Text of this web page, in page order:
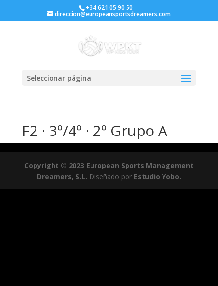
+34 621 05 90 50
direccion@europeansportsdreamers.com
Seleccionar página
F2 · 3º/4º · 2º Grupo A
Copyright © 2023 European Sports Management
Dreamers, S.L. Diseñado por Estudio Yobo.